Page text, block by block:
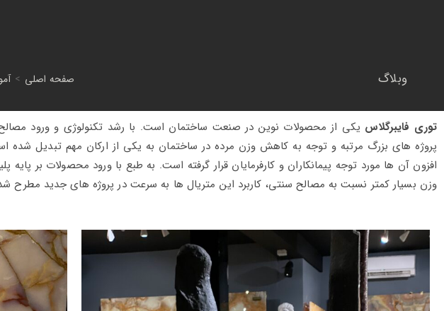
وبلاگ صفحه اصلی >
توری فایبرگلاس یکی از محصولات نوین در صنعت ساختمان است. با رشد تکنولوژی و ورود
پروژه های بزرگ مرتبه و توجه به کاهش وزن مرده در ساختمان به یکی از ارکان مهم تبدیل
افزون آن ها مورد توجه پیمانکاران و کارفرمایان قرار گرفته است. به طبع با ورود محصولات بر
وزن بسیار کمتر نسبت به مصالح سنتی، کاربرد این متریال ها به سرعت در پروژه های جدید مطرح